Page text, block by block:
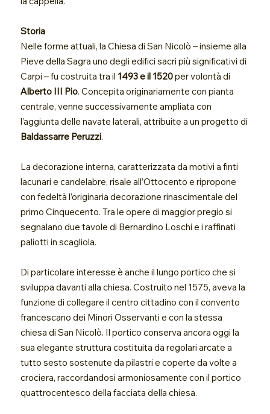
Storia
Nelle forme attuali, la Chiesa di San Nicolò – insieme alla
Pieve della Sagra uno degli edifici sacri più significativi di
Carpi – fu costruita tra il 1493 e il 1520per volontà di
Alberto III Pio. Concepita originariamente con pianta
centrale, venne successivamente ampliata con
l’aggiunta delle navate laterali, attribuite a un progetto di
Baldassarre Peruzzi.
La decorazione interna, caratterizzata da motivi a finti
lacunari e candelabre, risale all’Ottocento e ripropone
con fedeltà l’originaria decorazione rinascimentale del
primo Cinquecento. Tra le opere di maggior pregio si
segnalano due tavole di Bernardino Loschi e i raffinati
paliotti in scagliola.
Di particolare interesse è anche il lungo portico che si
sviluppa davanti alla chiesa. Costruito nel 1575, aveva la
funzione di collegare il centro cittadino con il convento
francescano dei Minori Osservanti e con la stessa
chiesa di San Nicolò. Il portico conserva ancora oggi la
sua elegante struttura costituita da regolari arcate a
tutto sesto sostenute da pilastri e coperte da volte a
crociera, raccordandosi armoniosamente con il portico
quattrocentesco della facciata della chiesa.